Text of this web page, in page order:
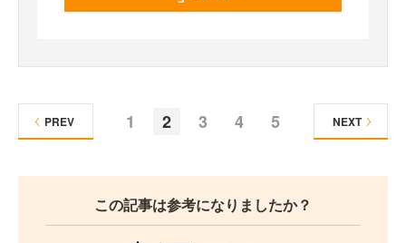
1 2 3 4 5
PREV NEXT
この記事は参考になりましたか？